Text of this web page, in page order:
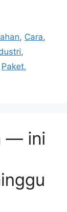
, Cara,
,
Paket,
— ini